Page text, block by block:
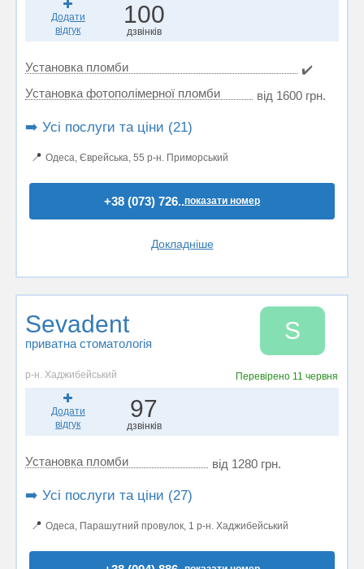
Додати
відгук
100
дзвінків
Установка пломби
✔️
Установка фотополімерної пломби
від 1600 грн.
➡️ Усі послуги та ціни (21)
📍 Одеса, Єврейська, 55 р-н. Приморський
+38 (073) 726..показати номер
Докладніше
Sevadent
приватна стоматологія S
р-н. Хаджибейський Перевірено 11 червня
Додати
відгук
97
дзвінків
Установка пломби від 1280 грн.
➡️ Усі послуги та ціни (27)
📍 Одеса, Парашутний провулок, 1 р-н. Хаджибейський